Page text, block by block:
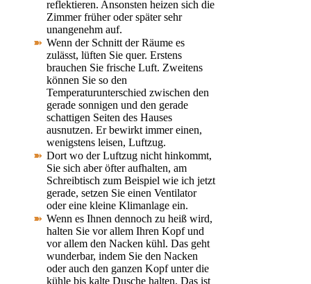
reflektieren. Ansonsten heizen sich die
Zimmer früher oder später sehr
unangenehm auf.
Wenn der Schnitt der Räume es
zulässt, lüften Sie quer. Erstens
brauchen Sie frische Luft. Zweitens
können Sie so den
Temperaturunterschied zwischen den
gerade sonnigen und den gerade
schattigen Seiten des Hauses
ausnutzen. Er bewirkt immer einen,
wenigstens leisen, Luftzug.
Dort wo der Luftzug nicht hinkommt,
Sie sich aber öfter aufhalten, am
Schreibtisch zum Beispiel wie ich jetzt
gerade, setzen Sie einen Ventilator
oder eine kleine Klimanlage ein.
Wenn es Ihnen dennoch zu heiß wird,
halten Sie vor allem Ihren Kopf und
vor allem den Nacken kühl. Das geht
wunderbar, indem Sie den Nacken
oder auch den ganzen Kopf unter die
kühle bis kalte Dusche halten. Das ist